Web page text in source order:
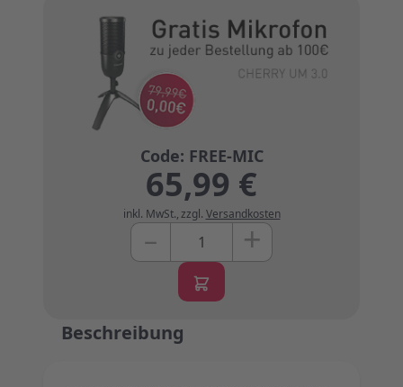
65,99 €
inkl. MwSt.,zzgl. Versandkosten
Menge
– +
Beschreibung